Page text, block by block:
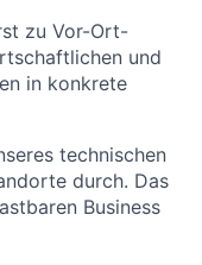
zu Vor-Ort-
und
in konkrete
technischen
durch. Das
Business